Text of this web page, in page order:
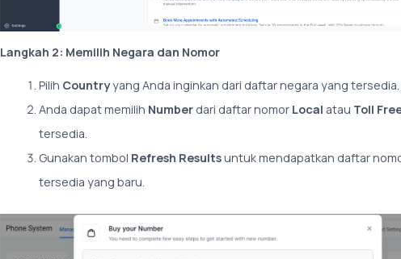
Langkah 2: Memilih Negara dan Nomor
Pilih Countryyang Anda inginkan dari daftar negara yang tersedia.
Anda dapat memilih Numberdari daftar nomor Local atau Toll
tersedia.
Gunakan tombol Refresh Resultsuntuk mendapatkan daftar
tersedia yang baru.